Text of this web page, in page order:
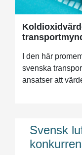
I den här
svenska
ansatser att
Svensk